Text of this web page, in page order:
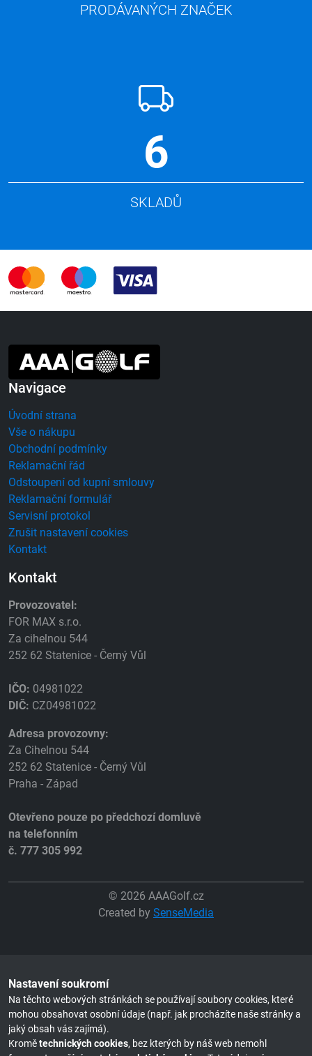
PRODÁVANÝCH ZNAČEK
6
SKLADŮ
Navigace
Úvodní strana
Vše o nákupu
Obchodní podmínky
Reklamační řád
Odstoupení od kupní smlouvy
Reklamační formulář
Servisní protokol
Zrušit nastavení cookies
Kontakt
Kontakt
Provozovatel:
FOR MAX s.r.o.
Za cihelnou 544
252 62 Statenice - Černý Vůl
IČO: 04981022
DIČ: CZ04981022
Adresa provozovny:
Za Cihelnou 544
252 62 Statenice - Černý Vůl
Praha - Západ
Otevřeno pouze po předchozí domluvě
na telefonním
č. 777 305 992
© 2026 AAAGolf.cz
Created by SenseMedia
Nastavení soukromí
Na těchto webových stránkách se používají soubory cookies, které
mohou obsahovat osobní údaje (např. jak procházíte naše stránky a
jaký obsah vás zajímá).
Kromětechnických cookies, bez kterých by náš web nemohl